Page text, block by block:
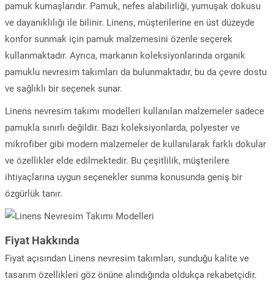
pamuk kumaşlarıdır. Pamuk, nefes alabilirliği, yumuşak dokusu
ve dayanıklılığı ile bilinir. Linens, müşterilerine en üst düzeyde
konfor sunmak için pamuk malzemesini özenle seçerek
kullanmaktadır. Ayrıca, markanın koleksiyonlarında organik
pamuklu nevresim takımları da bulunmaktadır, bu da çevre dostu
ve sağlıklı bir seçenek sunar.
Linens nevresim takımı modelleri kullanılan malzemeler sadece
pamukla sınırlı değildir. Bazı koleksiyonlarda, polyester ve
mikrofiber gibi modern malzemeler de kullanılarak farklı dokular
ve özellikler elde edilmektedir. Bu çeşitlilik, müşterilere
ihtiyaçlarına uygun seçenekler sunma konusunda geniş bir
özgürlük tanır.
Fiyat Hakkında
Fiyat açısından Linens nevresim takımları, sunduğu kalite ve
tasarım özellikleri göz önüne alındığında oldukça rekabetçidir.